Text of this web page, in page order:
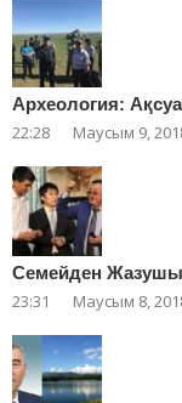
Археология:
22:28 Маусым 9,
Cемейден
23:31 Маусым 8,